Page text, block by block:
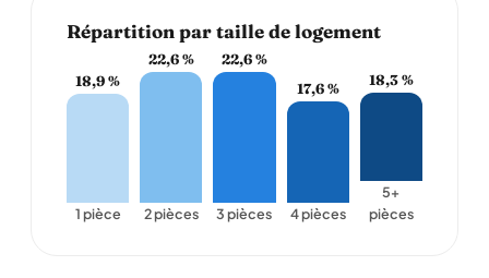
Répartition par taille de logement
18,9 %
1 pièce
22,6 %
2 pièces
22,6 %
3 pièces
17,6 %
4 pièces
18,3 %
5+
pièces